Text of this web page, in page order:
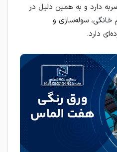
دارد و به همین دلیل در
خانگی، سوله‌سازی و
دارد.